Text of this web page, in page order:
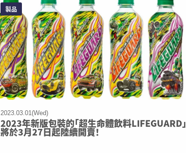
製品
2023.03.01(Wed)
2023年新版包裝的「超生命體飲料LIFEGUARD」
將於3月27日起陸續開賣！